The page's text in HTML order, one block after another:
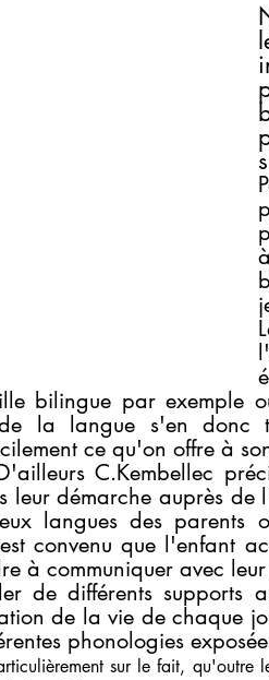
bilingue par exemple
de la langue s'en donc
ce qu'on offre à
C.Kembellec
leur démarche auprès
langues des parents
convenu que l'enfant
à communiquer avec
de différents supports
de la vie de chaque
phonologies
sur le fait, qu'outre